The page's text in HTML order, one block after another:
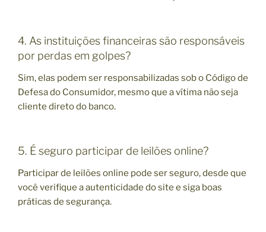
4. As instituições financeiras são responsáveis
por perdas em golpes?
Sim, elas podem ser responsabilizadas sob o Código de
Defesa do Consumidor, mesmo que a vítima não seja
cliente direto do banco.
5. É seguro participar de leilões online?
Participar de leilões online pode ser seguro, desde que
você verifique a autenticidade do site e siga boas
práticas de segurança.